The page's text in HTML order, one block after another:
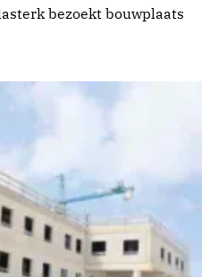
bezoekt bouwplaats